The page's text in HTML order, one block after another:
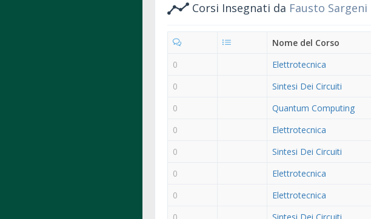
Corsi Insegnati da Fausto Sargeni
Nome del Corso
0
Elettrotecnica
0
Sintesi Dei Circuiti
0
Quantum Computing
0
Elettrotecnica
0
Sintesi Dei Circuiti
0
Elettrotecnica
0
Elettrotecnica